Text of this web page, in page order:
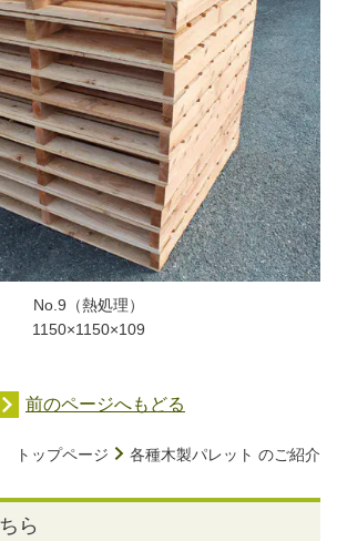
No.9（熱処理）
1150×1150×109
前のページへもどる
トップページ 各種木製パレット のご紹介
ら